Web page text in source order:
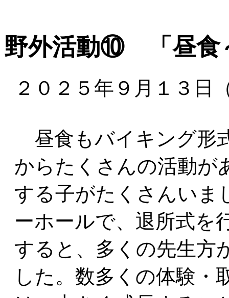
野外活動⑩ 「昼食
２０２５年９月１３日
昼食もバイキング形
からたくさんの活動が
する子がたくさんいま
ーホールで、退所式を
すると、多くの先生方
した。数多くの体験・